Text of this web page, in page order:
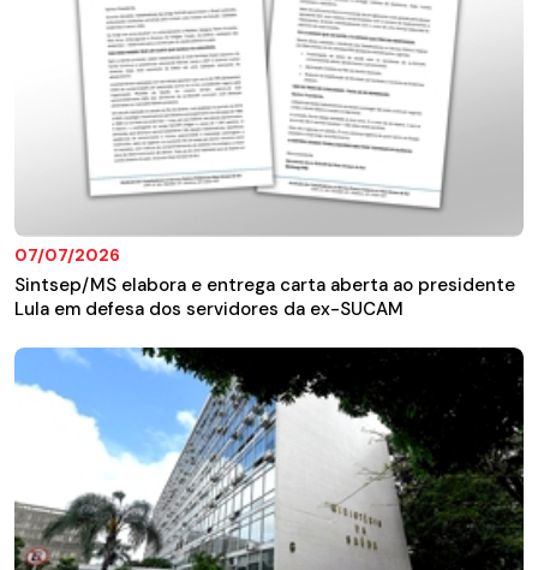
07/07/2026
Sintsep/MS elabora e entrega carta aberta ao presidente
Lula em defesa dos servidores da ex-SUCAM